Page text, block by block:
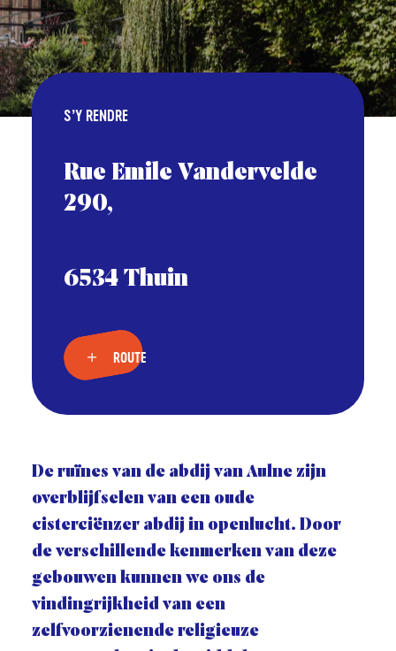
S’Y RENDRE
Rue Emile Vandervelde
290,
6534 Thuin
ROUTE
De ruïnes van de abdij van Aulne zijn
overblijfselen van een oude
cisterciënzer abdij in openlucht. Door
de verschillende kenmerken van deze
gebouwen kunnen we ons de
vindingrijkheid van een
zelfvoorzienende religieuze